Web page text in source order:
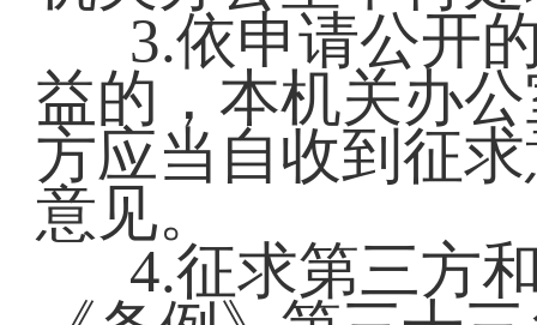
3.依申请公开
益的，本机关办
方应当自收到征
意见。
4.征求第三方